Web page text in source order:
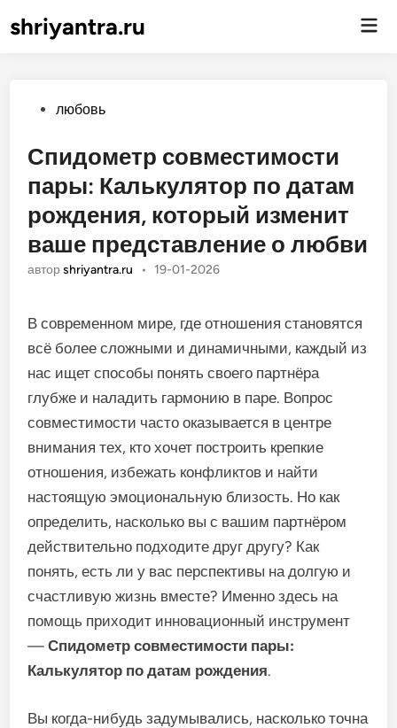
shriyantra.ru
Опубликовано
любовь
Спидометр совместимости
пары: Калькулятор по датам
рождения, который изменит
ваше представление о любви
авторshriyantra.ru • 19-01-2026
В современном мире, где отношения становятся
всё более сложными и динамичными, каждый из
нас ищет способы понять своего партнёра
глубже и наладить гармонию в паре. Вопрос
совместимости часто оказывается в центре
внимания тех, кто хочет построить крепкие
отношения, избежать конфликтов и найти
настоящую эмоциональную близость. Но как
определить, насколько вы с вашим партнёром
действительно подходите друг другу? Как
понять, есть ли у вас перспективы на долгую и
счастливую жизнь вместе? Именно здесь на
помощь приходит инновационный инструмент
—Спидометр совместимости пары:
Калькулятор по датам рождения.
Вы когда-нибудь задумывались, насколько точна